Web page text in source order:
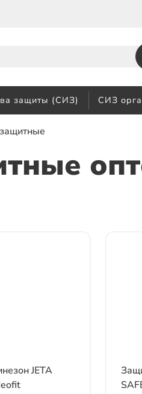
защиты (СИЗ) СИЗ
JETA